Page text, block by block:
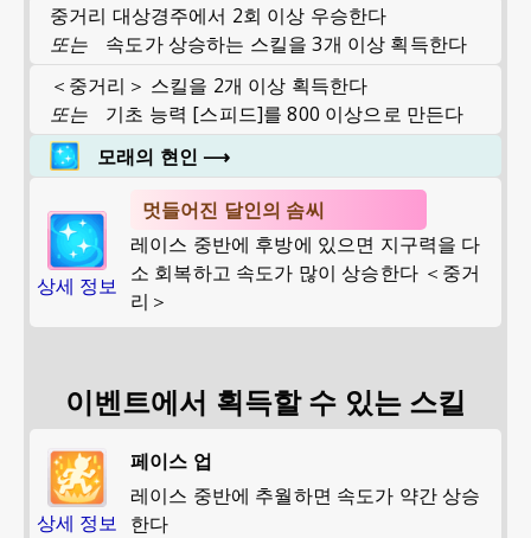
중거리 대상경주에서 2회 이상 우승한다
또는
속도가 상승하는 스킬을 3개 이상 획득한다
＜중거리＞ 스킬을 2개 이상 획득한다
또는
기초 능력 [스피드]를 800 이상으로 만든다
모래의 현인 ⟶
상세 정보
멋들어진 달인의 솜씨
레이스 중반에 후방에 있으면 지구력을 다
소 회복하고 속도가 많이 상승한다 ＜중거
리＞
이벤트에서 획득할 수 있는 스킬
상세 정보
페이스 업
레이스 중반에 추월하면 속도가 약간 상승
한다